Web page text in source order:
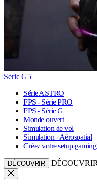
Série G5
Série ASTRO
FPS - Série PRO
FPS - Série G
Monde ouvert
Simulation de vol
Simulation - Aérospatial
Créez votre setup gaming
DÉCOUVRIR DÉCOUVRIR